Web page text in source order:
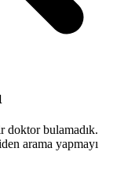
bulamadık.
arama yapmayı